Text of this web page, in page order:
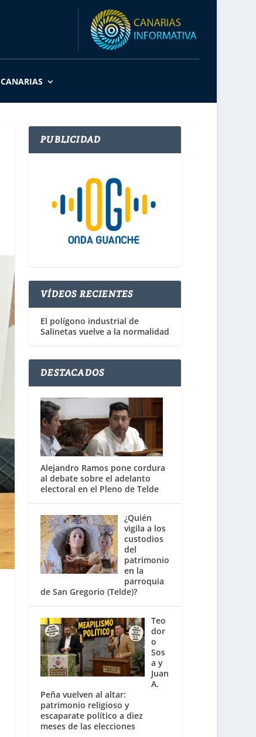
CANARIAS
PUBLICIDAD
VÍDEOS RECIENTES
El polígono industrial de
Salinetas vuelve a la normalidad
DESTACADOS
Alejandro Ramos pone cordura
al debate sobre el adelanto
electoral en el Pleno de Telde
¿Quién
vigila a los
custodios
del
patrimonio
en la
parroquia
de San Gregorio (Telde)?
Teo
dor
o
Sos
a y
Juan
A.
Peña vuelven al altar:
patrimonio religioso y
escaparate político a diez
meses de las elecciones